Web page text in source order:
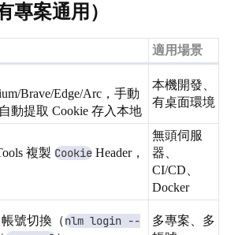
專案通用）
適用場景
Brave/Edge/Arc，手動
動提取 Cookie 存入本地
本機開發、
有桌面環境
複製 Cookie Header，
無頭伺服
器、
CI/CD、
Docker
號切換（nlm login --
多專案、多